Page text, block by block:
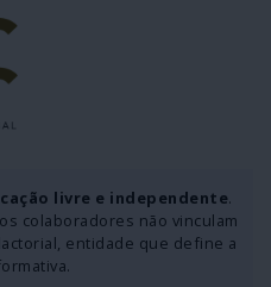
livre e independente.
colaboradores não vinculam
entidade que define a